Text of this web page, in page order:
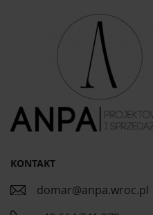
KONTAKT
domar@anpa.wroc.pl